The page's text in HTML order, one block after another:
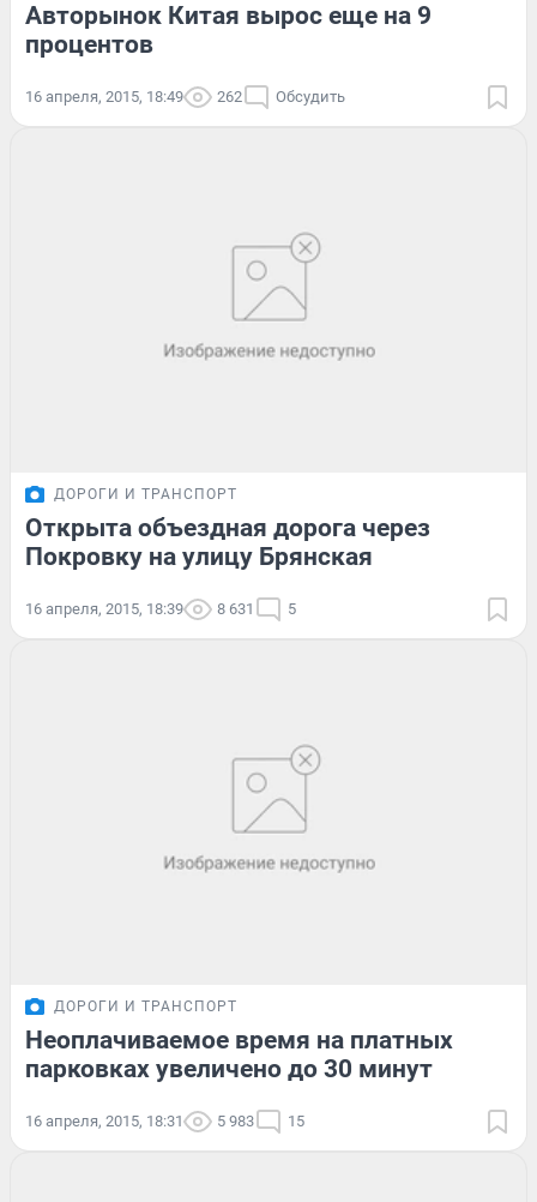
Авторынок Китая вырос еще на 9
процентов
16 апреля, 2015, 18:49 262 Обсудить
ДОРОГИ И ТРАНСПОРТ
Открыта объездная дорога через
Покровку на улицу Брянская
16 апреля, 2015, 18:39 8 631 5
ДОРОГИ И ТРАНСПОРТ
Неоплачиваемое время на платных
парковках увеличено до 30 минут
16 апреля, 2015, 18:31 5 983 15